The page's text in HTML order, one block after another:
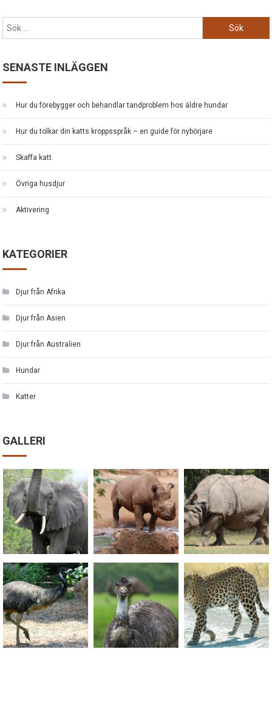
efter:
SENASTE INLÄGGEN
Hur du förebygger och behandlar tandproblem hos äldre hundar
Hur du tolkar din katts kroppsspråk – en guide för nybörjare
Skaffa katt
Övriga husdjur
Aktivering
KATEGORIER
Djur från Afrika
Djur från Asien
Djur från Australien
Hundar
Katter
GALLERI